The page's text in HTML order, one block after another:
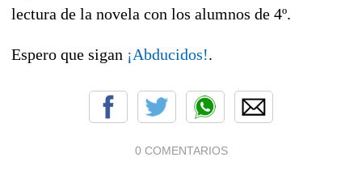
lectura de la novela con los alumnos de 4º.
Espero que sigan ¡Abducidos!.
0 COMENTARIOS